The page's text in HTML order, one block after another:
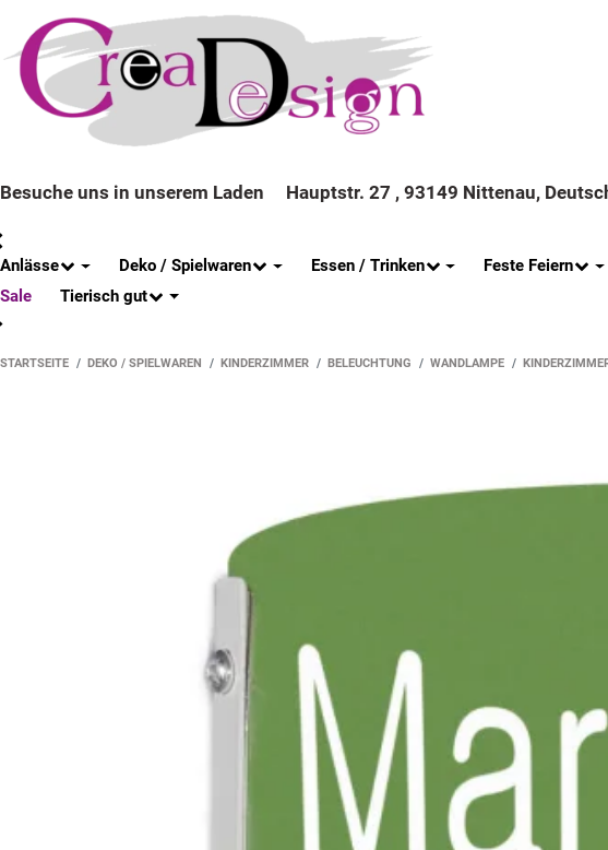
Besuche uns in unserem Laden Hauptstr. 27 , 93149 Nittenau,
Anlässe Deko / Spielwaren Essen / Trinken Feste Feiern
Sale
Tierisch gut
STARTSEITE DEKO / SPIELWAREN KINDERZIMMER BELEUCHTUNG WANDLAMPE